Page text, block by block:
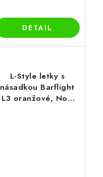
DETAIL
L-Style letky s
násadkou Barflight
L3 oranžové, No6